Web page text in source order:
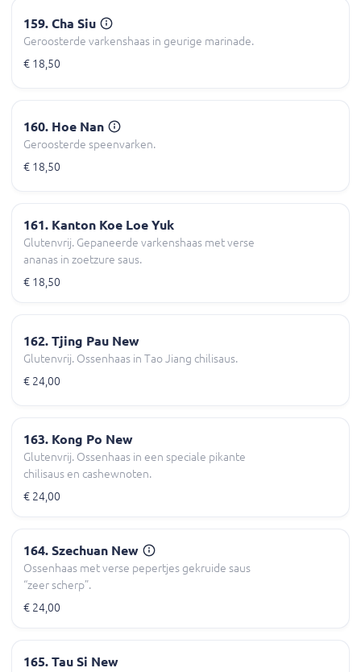
159. Cha Siu
Geroosterde varkenshaas in geurige marinade.
€ 18,50
160. Hoe Nan
Geroosterde speenvarken.
€ 18,50
161. Kanton Koe Loe Yuk
Glutenvrij. Gepaneerde varkenshaas met verse
ananas in zoetzure saus.
€ 18,50
162. Tjing Pau New
Glutenvrij. Ossenhaas in Tao Jiang chilisaus.
€ 24,00
163. Kong Po New
Glutenvrij. Ossenhaas in een speciale pikante
chilisaus en cashewnoten.
€ 24,00
164. Szechuan New
Ossenhaas met verse pepertjes gekruide saus
“zeer scherp”.
€ 24,00
165. Tau Si New